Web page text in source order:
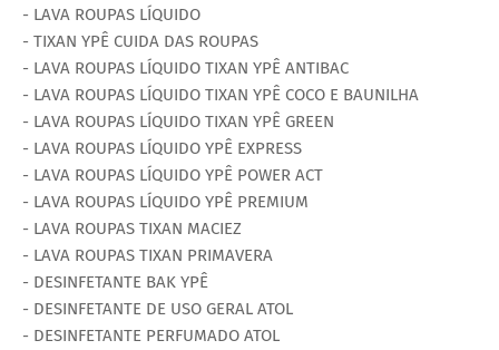
- LAVA ROUPAS LÍQUIDO
- TIXAN YPÊ CUIDA DAS ROUPAS
- LAVA ROUPAS LÍQUIDO TIXAN YPÊ ANTIBAC
- LAVA ROUPAS LÍQUIDO TIXAN YPÊ COCO E BAUNILHA
- LAVA ROUPAS LÍQUIDO TIXAN YPÊ GREEN
- LAVA ROUPAS LÍQUIDO YPÊ EXPRESS
- LAVA ROUPAS LÍQUIDO YPÊ POWER ACT
- LAVA ROUPAS LÍQUIDO YPÊ PREMIUM
- LAVA ROUPAS TIXAN MACIEZ
- LAVA ROUPAS TIXAN PRIMAVERA
- DESINFETANTE BAK YPÊ
- DESINFETANTE DE USO GERAL ATOL
- DESINFETANTE PERFUMADO ATOL